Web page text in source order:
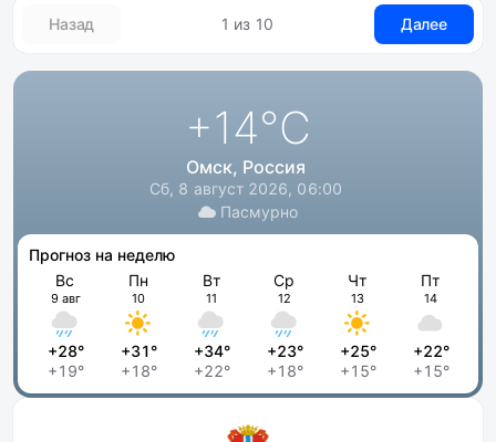
Назад 1 из 10 Далее
+14°C
Омск, Россия
Сб, 8 август 2026, 06:00
Пасмурно
Прогноз на неделю
Вс
9 авг
+28°
+19°
Пн
10
+31°
+18°
Вт
11
+34°
+22°
Ср
12
+23°
+18°
Чт
13
+25°
+15°
Пт
14
+22°
+15°